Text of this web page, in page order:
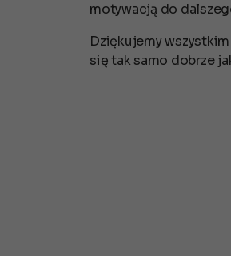
motywacją do
Dziękujemy
się tak samo dobrze